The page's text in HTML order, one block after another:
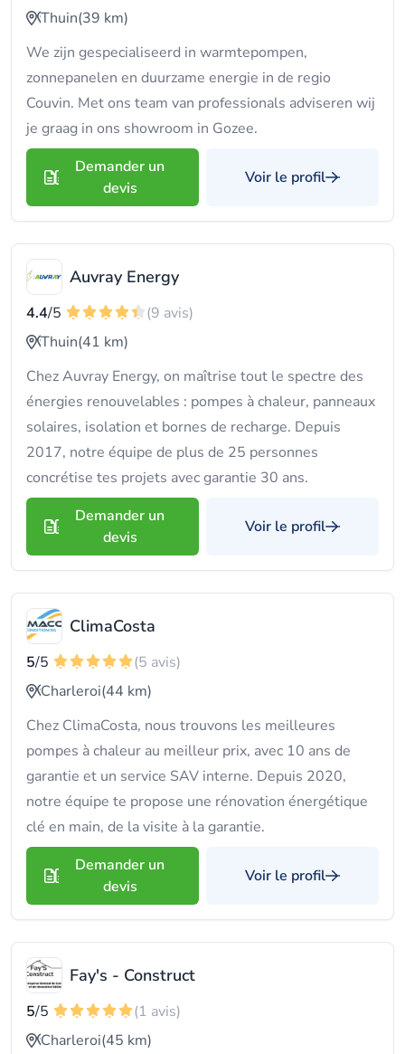
Thuin(39 km)
We zijn gespecialiseerd in warmtepompen,
zonnepanelen en duurzame energie in de regio
Couvin. Met ons team van professionals adviseren wij
je graag in ons showroom in Gozee.
Demander un
devis
Voir le profil
Auvray Energy
4.4/5
(9 avis)
Thuin(41 km)
Chez Auvray Energy, on maîtrise tout le spectre des
énergies renouvelables : pompes à chaleur, panneaux
solaires, isolation et bornes de recharge. Depuis
2017, notre équipe de plus de 25 personnes
concrétise tes projets avec garantie 30 ans.
Demander un
devis
Voir le profil
ClimaCosta
5/5
(5 avis)
Charleroi(44 km)
Chez ClimaCosta, nous trouvons les meilleures
pompes à chaleur au meilleur prix, avec 10 ans de
garantie et un service SAV interne. Depuis 2020,
notre équipe te propose une rénovation énergétique
clé en main, de la visite à la garantie.
Demander un
devis
Voir le profil
Fay's - Construct
5/5
(1 avis)
Charleroi(45 km)